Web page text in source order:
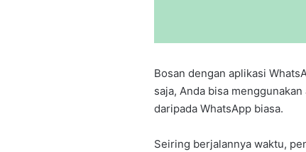
Bosan dengan aplikasi
saja, Anda bisa
daripada WhatsApp biasa.
Seiring berjalannya waktu,